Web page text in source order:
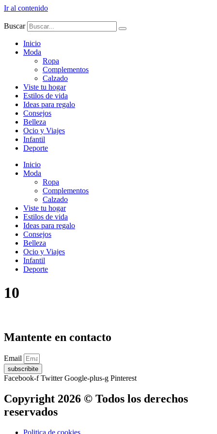
Ir al contenido
Buscar
Inicio
Moda
Ropa
Complementos
Calzado
Viste tu hogar
Estilos de vida
Ideas para regalo
Consejos
Belleza
Ocio y Viajes
Infantil
Deporte
Inicio
Moda
Ropa
Complementos
Calzado
Viste tu hogar
Estilos de vida
Ideas para regalo
Consejos
Belleza
Ocio y Viajes
Infantil
Deporte
10
Mantente en contacto
Email
subscribite
Facebook-f Twitter Google-plus-g Pinterest
Copyright 2026 © Todos los derechos
reservados
Politica de cookies